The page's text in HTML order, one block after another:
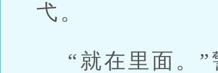
弋。
“就在里面。”